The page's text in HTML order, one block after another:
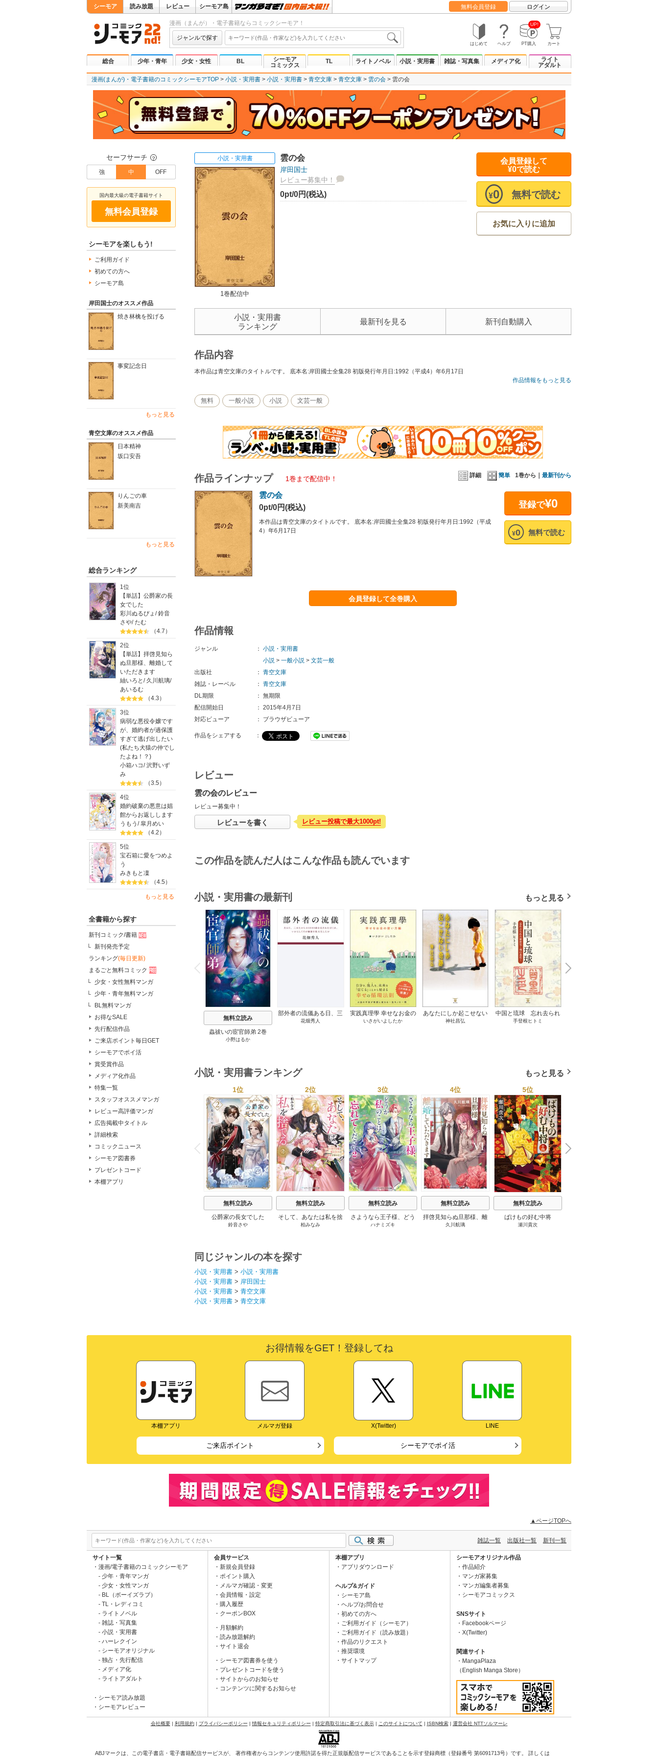
シーモア 読み放題 レビュー シーモア島 無料会員登録 ログイン
漫画（まんが）・電子書籍ならコミックシーモア！
ジャンルで探す
はじめて ヘルプ
UP!
PT購入 カート
総合 少年・青年 少女・女性 BL
シーモア
コミックス
TL ライトノベル 小説・実用書 雑誌・写真集 メディア化
ライト
アダルト
漫画(まんが)・電子書籍のコミックシーモアTOP 小説・実用書 小説・実用書 青空文庫 青空文庫 雲の会 雲の会
セーフサーチ ？
強 中 OFF
国内最大級の電子書籍サイト
無料会員登録
シーモアを楽しもう!
ご利用ガイド
初めての方へ
シーモア島
岸田国士のオススメ作品
焼き林檎を投げる
事変記念日
もっと見る
青空文庫のオススメ作品
日本精神
坂口安吾
りんごの車
新美南吉
もっと見る
総合ランキング
1位
【単話】公爵家の長
女でした
彩川ぬるぴょ /鈴音
さや/たむ
（4.7）
2位
【単話】拝啓見知ら
ぬ旦那様、離婚して
いただきます
紬いろと / 久川航璃/
あいるむ
（4.3）
3位
病弱な悪役令嬢です
が、婚約者が過保護
すぎて逃げ出したい
(私たち犬猿の仲でし
たよね！？)
小箱ハコ/沢野いず
み
（3.5）
4位
婚約破棄の悪意は娼
館からお返しします
うもう /皐月めい
（4.2）
5位
宝石箱に愛をつめよ
う
みきもと凜
（4.5）
もっと見る
全書籍から探す
新刊コミック/書籍
新刊発売予定
ランキング(毎日更新)
まるごと無料コミック
少女・女性無料マンガ
少年・青年無料マンガ
BL無料マンガ
お得なSALE
先行配信作品
ご来店ポイント毎日GET
シーモアでポイ活
賞受賞作品
メディア化作品
特集一覧
スタッフオススメマンガ
レビュー高評価マンガ
広告掲載中タイトル
詳細検索
コミックニュース
シーモア図書券
プレゼントコード
本棚アプリ
小説・実用書
1巻配信中
雲の会
岸田国士
レビュー募集中！
0pt/0円(税込)
会員登録して
¥0で読む
無料で読む
¥0
お気に入りに追加
小説・実用書
ランキング
最新刊を見る 新刊自動購入
作品内容
本作品は青空文庫のタイトルです。 底本名:岸田國士全集28 初版発行年月日:1992（平成4）年6月17日
作品情報をもっと見る
無料 一般小説 小説 文芸一般
詳細 簡単 1巻から｜ 最新刊から
作品ラインナップ 1巻まで配信中！
登録で¥0
無料で読む
¥0
雲の会
0pt/0円(税込)
本作品は青空文庫のタイトルです。 底本名:岸田國士全集28 初版発行年月日:1992（平成
4）年6月17日
会員登録して全巻購入
作品情報
ジャンル ： 小説・実用書
小説 > 一般小説 > 文芸一般
出版社
： 青空文庫
雑誌・レーベル
： 青空文庫
DL期限
： 無期限
配信開始日
： 2015年4月7日
対応ビューア
： ブラウザビューア
作品をシェアする ：
レビュー
雲の会のレビュー
レビュー募集中！
レビューを書く レビュー投稿で最大1000pt!
この作品を読んだ人はこんな作品も読んでいます
小説・実用書の最新刊 もっと見る
P
r
e
v
i
o
u
s
無料立読み
蟲祓いの宦官師弟 2巻
小野はるか
部外者の流儀ある日、三
木たかしの5000曲を託さ
花畑秀人
実践真理學 幸せなお金の
使い方編 1巻
いさがいよしたか
あなたにしか起こせない
奇跡 1巻
神社昌弘
中国と琉球 忘れ去られ
た冊封史―魂の進化― 1
手登根ヒトミ
N
e
x
t
小説・実用書ランキング もっと見る
P
r
e
v
i
o
u
s
1位
無料立読み
公爵家の長女でした
鈴音さや
2位
無料立読み
そして、あなたは私を捨
てる
柏みなみ
3位
無料立読み
さようなら王子様、どう
か私のことは忘れてくだ
ハナミズキ
4位
無料立読み
拝啓見知らぬ旦那様、離
婚していただきます
久川航璃
5位
無料立読み
ばけもの好む中将
瀬川貴次
N
e
x
t
同じジャンルの本を探す
小説・実用書 > 小説・実用書
小説・実用書 > 岸田国士
小説・実用書 > 青空文庫
小説・実用書 > 青空文庫
お得情報をGET！登録してね
本棚アプリ メルマガ登録 X(Twitter) LINE
ご来店ポイント シーモアでポイ活
▲ページTOPへ
雑誌一覧 出版社一覧 新刊一覧
サイト一覧
漫画/電子書籍のコミックシーモア
少年・青年マンガ
少女・女性マンガ
BL（ボーイズラブ）
TL・レディコミ
ライトノベル
雑誌・写真集
小説・実用書
ハーレクイン
シーモアオリジナル
独占・先行配信
メディア化
ライトアダルト
シーモア読み放題
シーモアレビュー
会員サービス
新規会員登録
ポイント購入
メルマガ確認・変更
会員情報・設定
購入履歴
クーポンBOX
月額解約
読み放題解約
サイト退会
シーモア図書券を使う
プレゼントコードを使う
サイトからのお知らせ
コンテンツに関するお知らせ
本棚アプリ
アプリダウンロード
ヘルプ&ガイド
シーモア島
ヘルプ/お問合せ
初めての方へ
ご利用ガイド（シーモア）
ご利用ガイド（読み放題）
作品のリクエスト
推奨環境
サイトマップ
シーモアオリジナル作品
作品紹介
マンガ家募集
マンガ編集者募集
シーモアコミックス
SNSサイト
Facebookページ
X(Twitter)
関連サイト
MangaPlaza
（English Manga Store）
会社概要| 利用規約| プライバシーポリシー | 情報セキュリティポリシー | 特定商取引法に基づく表示| このサイトについて | ISBN検索| 運営会社 NTTソルマーレ
ABJマークは、この電子書店・電子書籍配信サービスが、 著作権者からコンテンツ使用許諾を得た正規版配信サービスであることを示す登録商標（登録番号 第6091713号）です。 詳しくは